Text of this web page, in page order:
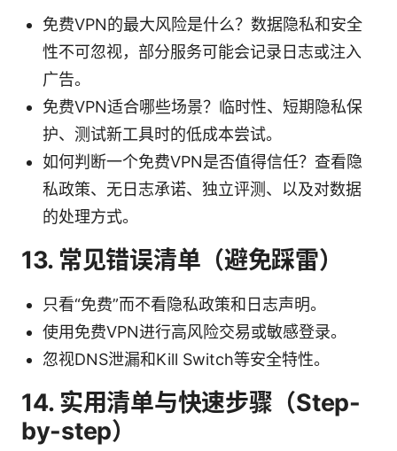
免费VPN的最大风险是什么？数据隐私和安全
性不可忽视，部分服务可能会记录日志或注入
广告。
免费VPN适合哪些场景？临时性、短期隐私保
护、测试新工具时的低成本尝试。
如何判断一个免费VPN是否值得信任？查看隐
私政策、无日志承诺、独立评测、以及对数据
的处理方式。
13. 常见错误清单（避免踩雷）
只看“免费”而不看隐私政策和日志声明。
使用免费VPN进行高风险交易或敏感登录。
忽视DNS泄漏和Kill Switch等安全特性。
14. 实用清单与快速步骤（Step-
by-step）